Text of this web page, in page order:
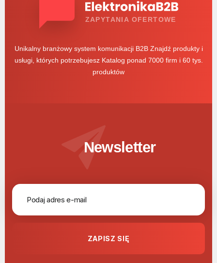
ZAPYTANIA OFERTOWE
Unikalny branżowy system komunikacji B2B Znajdź produkty i
usługi, których potrzebujesz Katalog ponad 7000 firm i 60 tys.
produktów
Newsletter